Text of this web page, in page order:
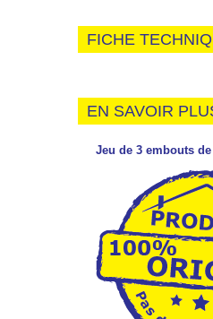
FICHE
EN SAVOIR
Jeu de 3 embouts